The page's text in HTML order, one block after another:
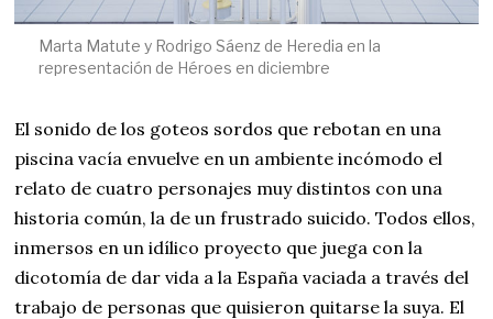
Marta Matute y Rodrigo Sáenz de Heredia en la
representación de Héroes en diciembre
El sonido de los goteos sordos que rebotan en una
piscina vacía envuelve en un ambiente incómodo el
relato de cuatro personajes muy distintos con una
historia común, la de un frustrado suicido. Todos ellos,
inmersos en un idílico proyecto que juega con la
dicotomía de dar vida a la España vaciada a través del
trabajo de personas que quisieron quitarse la suya. El